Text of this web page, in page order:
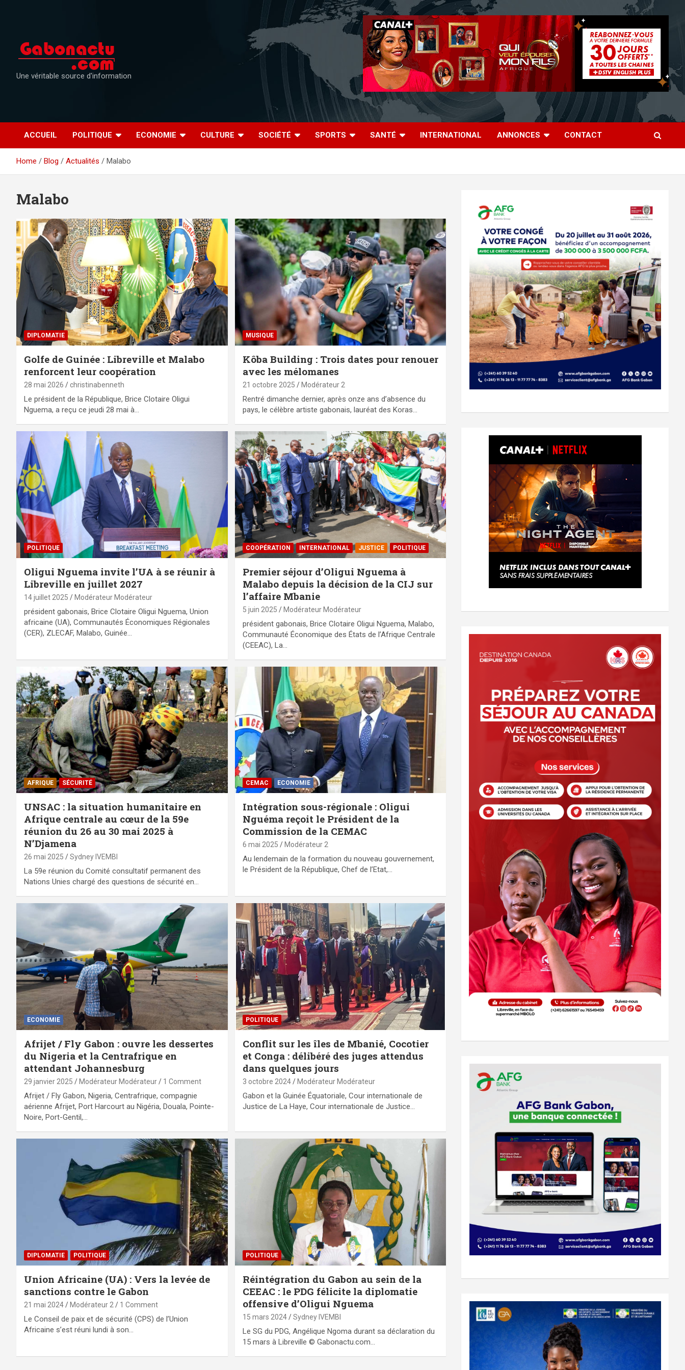
Une véritable source d'information
ACCUEIL POLITIQUE ECONOMIE CULTURE SOCIÉTÉ SPORTS SANTÉ INTERNATIONAL ANNONCES CONTACT
Home Blog Actualités Malabo
Malabo
DIPLOMATIE
Golfe de Guinée : Libreville et Malabo
renforcent leur coopération
28 mai 2026 christinabenneth
Le président de la République, Brice Clotaire Oligui
Nguema, a reçu ce jeudi 28 mai à…
MUSIQUE
Kôba Building : Trois dates pour renouer
avec les mélomanes
21 octobre 2025 Modérateur 2
Rentré dimanche dernier, après onze ans d’absence du
pays, le célèbre artiste gabonais, lauréat des Koras…
POLITIQUE
Oligui Nguema invite l’UA à se réunir à
Libreville en juillet 2027
14 juillet 2025 Modérateur Modérateur
président gabonais, Brice Clotaire Oligui Nguema, Union
africaine (UA), Communautés Économiques Régionales
(CER), ZLECAF, Malabo, Guinée…
⁠COOPÉRATION INTERNATIONAL JUSTICE POLITIQUE
Premier séjour d’Oligui Nguema à
Malabo depuis la décision de la CIJ sur
l’affaire Mbanie
5 juin 2025 Modérateur Modérateur
président gabonais, Brice Clotaire Oligui Nguema, Malabo,
Communauté Économique des États de l’Afrique Centrale
(CEEAC), La…
AFRIQUE SÉCURITÉ
UNSAC : la situation humanitaire en
Afrique centrale au cœur de la 59e
réunion du 26 au 30 mai 2025 à
N’Djamena
26 mai 2025 Sydney IVEMBI
La 59e réunion du Comité consultatif permanent des
Nations Unies chargé des questions de sécurité en…
CEMAC ECONOMIE
Intégration sous-régionale : Oligui
Nguéma reçoit le Président de la
Commission de la CEMAC
6 mai 2025 Modérateur 2
Au lendemain de la formation du nouveau gouvernement,
le Président de la République, Chef de l’Etat,…
ECONOMIE
Afrijet / Fly Gabon : ouvre les dessertes
du Nigeria et la Centrafrique en
attendant Johannesburg
29 janvier 2025 Modérateur Modérateur 1 Comment
Afrijet / Fly Gabon, Nigeria, Centrafrique, compagnie
aérienne Afrijet, Port Harcourt au Nigéria, Douala, Pointe-
Noire, Port-Gentil,…
POLITIQUE
Conflit sur les îles de Mbanié, Cocotier
et Conga : délibéré des juges attendus
dans quelques jours
3 octobre 2024 Modérateur Modérateur
Gabon et la Guinée Équatoriale, Cour internationale de
Justice de La Haye, Cour internationale de Justice…
DIPLOMATIE POLITIQUE
Union Africaine (UA) : Vers la levée de
sanctions contre le Gabon
21 mai 2024 Modérateur 2 1 Comment
Le Conseil de paix et de sécurité (CPS) de l’Union
Africaine s’est réuni lundi à son…
POLITIQUE
Réintégration du Gabon au sein de la
CEEAC : le PDG félicite la diplomatie
offensive d’Oligui Nguema
15 mars 2024 Sydney IVEMBI
Le SG du PDG, Angélique Ngoma durant sa déclaration du
15 mars à Libreville © Gabonactu.com…